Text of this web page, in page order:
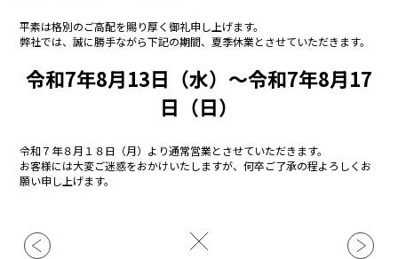
平素は格別のご高配を賜り厚く御礼申し上げます。
弊社では、誠に勝手ながら下記の期間、夏季休業とさせていただきます。
令和7年8月13日（水）～令和7年8月17
日（日）
令和７年８月１８日（月）より通常営業とさせていただきます。
お客様には大変ご迷惑をおかけいたしますが、何卒ご了承の程よろしくお
願い申し上げます。